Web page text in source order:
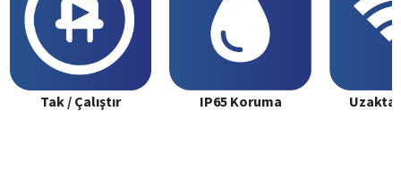
Tak / Çalıştır IP65 Koruma